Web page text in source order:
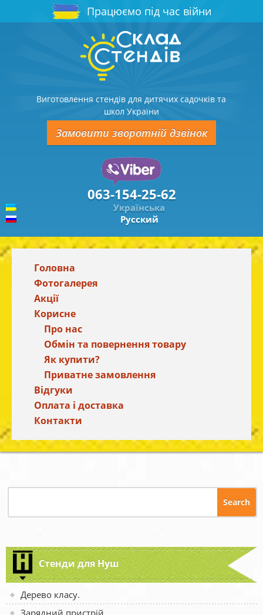
Працюємо під час війни
Виготовлення стендів для дитячих садочків та
школ України
Замовити зворотній дзвінок
063-154-25-62
Українська
Русский
Головна
Фотогалерея
Акції
Корисне
Про нас
Обмін та повернення товару
Як купити?
Приватне замовлення
Відгуки
Оплата і доставка
Контакти
Стенди для Нуш
Дерево класу.
Зарядний пристрій